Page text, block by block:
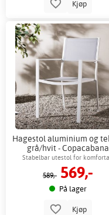
Kjøp
Hagestol aluminium og
grå/hvit - Copacabana
Stabelbar utestol for
utendørsbruk
589,- 569,-
På lager
Kjøp